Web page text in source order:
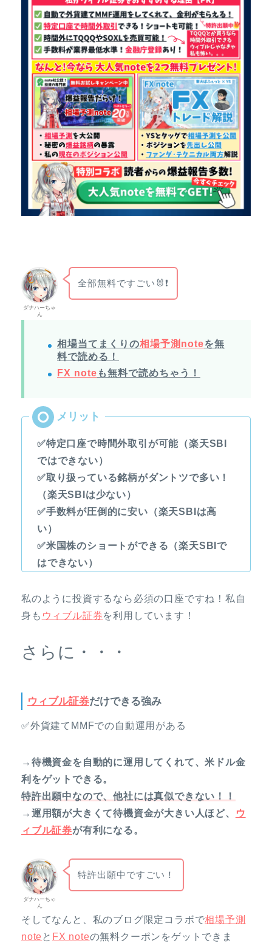
ダナハーちゃ
ん
全部無料ですごい🐰❗
相場当てまくりの相場予測noteを無
料で読める！
FX note も無料で読めちゃう！
✅特定口座で時間外取引が可能（楽天SBI
ではできない）
✅取り扱っている銘柄がダントツで多い！
（楽天SBIは少ない）
✅手数料が圧倒的に安い（楽天SBIは高
い）
✅米国株のショートができる（楽天SBIで
はできない）
私のように投資するなら必須の口座ですね！私自
身も ウィブル証券を利用しています！
さらに・・・
ウィブル証券だけできる強み
✅外貨建てMMFでの自動運用がある
→待機資金を自動的に運用してくれて、米ドル金
利をゲットできる。
特許出願中なので、他社には真似できない！！
→運用額が大きくて待機資金が大きい人ほど、
ウ
ィブル証券が有利になる。
ダナハーちゃ
ん
特許出願中ですごい！
そしてなんと、私のブログ限定コラボで相場予測
note と FX noteの無料クーポンをゲットできま